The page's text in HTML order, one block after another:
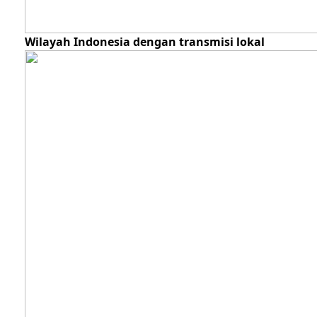
Wilayah Indonesia dengan transmisi lokal